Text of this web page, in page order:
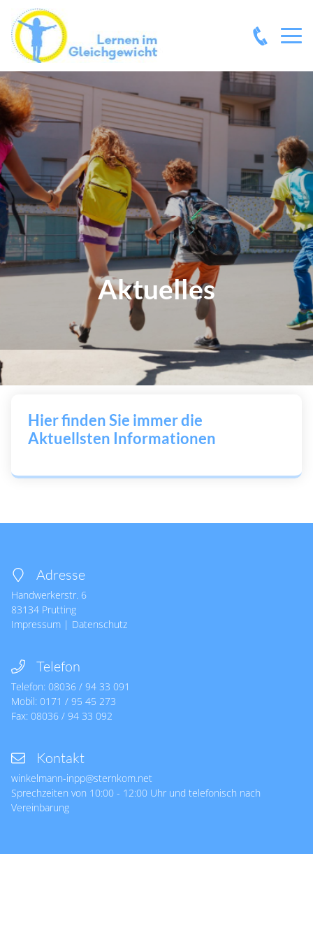
Aktuelles
Hier finden Sie immer die
Aktuellsten Informationen
Adresse
Handwerkerstr. 6
83134 Prutting
Impressum | Datenschutz
Telefon
Telefon: 08036 / 94 33 091
Mobil: 0171 / 95 45 273
Fax: 08036 / 94 33 092
Kontakt
winkelmann-inpp@sternkom.net
Sprechzeiten von 10:00 - 12:00 Uhr und telefonisch nach
Vereinbarung